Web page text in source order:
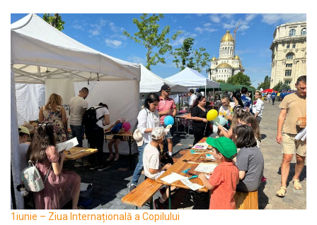
1iunie – Ziua Internațională a Copilului